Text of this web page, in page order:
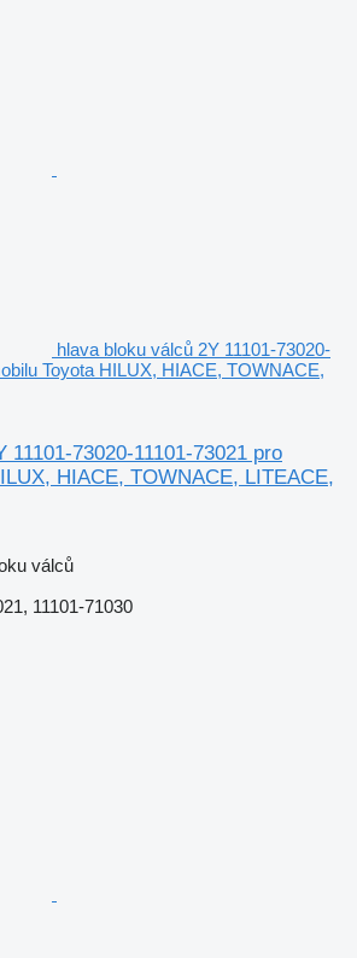
hlava bloku válců 2Y 11101-73020-
Toyota HILUX, HIACE, TOWNACE,
11101-73020-11101-73021 pro
HIACE, TOWNACE, LITEACE,
válců
11101-71030